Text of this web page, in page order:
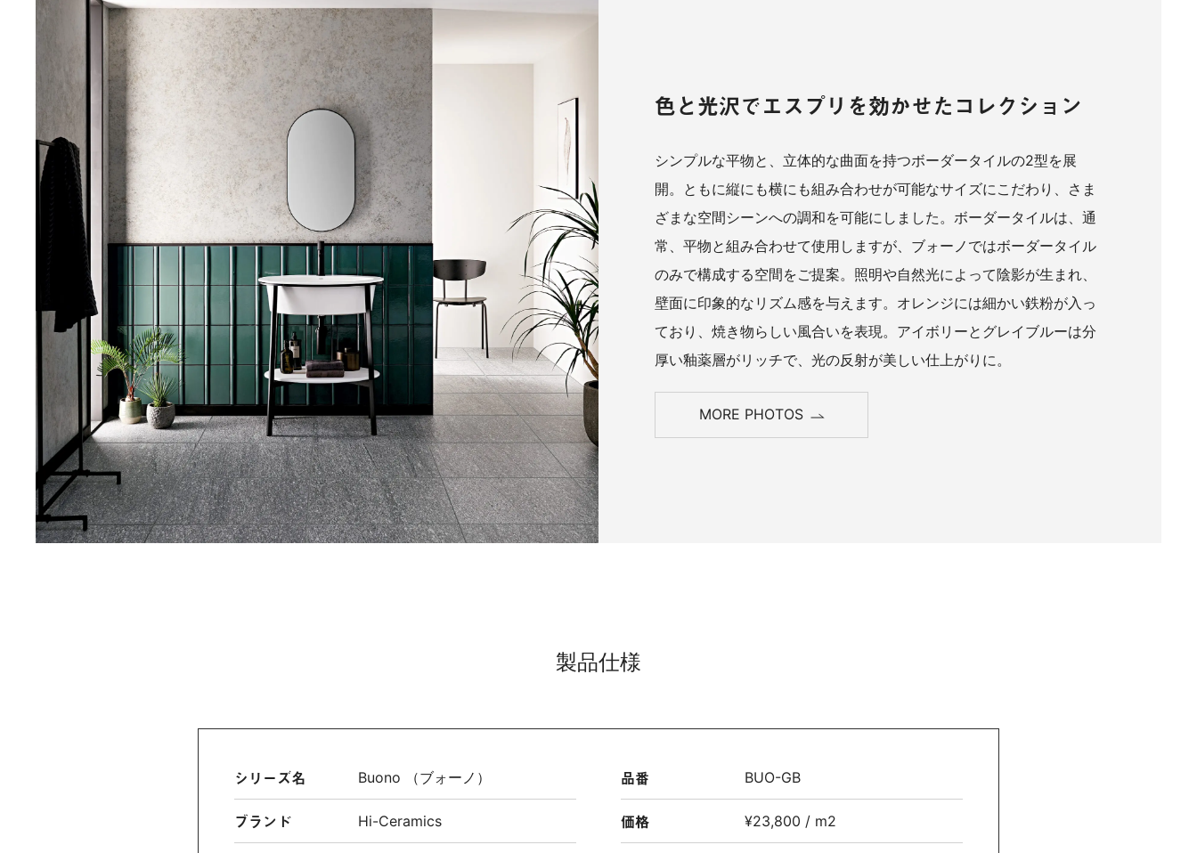
色と光沢でエスプリを効かせたコレクション
シンプルな平物と、立体的な曲面を持つボーダータイルの2型を展
開。ともに縦にも横にも組み合わせが可能なサイズにこだわり、さま
ざまな空間シーンへの調和を可能にしました。ボーダータイルは、通
常、平物と組み合わせて使用しますが、ブォーノではボーダータイル
のみで構成する空間をご提案。照明や自然光によって陰影が生まれ、
壁面に印象的なリズム感を与えます。オレンジには細かい鉄粉が入っ
ており、焼き物らしい風合いを表現。アイボリーとグレイブルーは分
厚い釉薬層がリッチで、光の反射が美しい仕上がりに。
MORE PHOTOS
製品仕様
シリーズ名 Buono （ブォーノ） 品番 BUO-GB
ブランド Hi-Ceramics 価格 ¥23,800 / m2